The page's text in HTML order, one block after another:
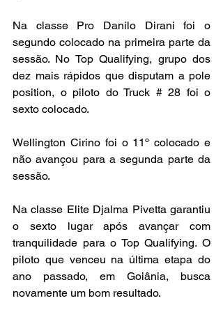
Na classe Pro Danilo Dirani foi o
segundo colocado na primeira parte da
sessão. No Top Qualifying, grupo dos
dez mais rápidos que disputam a pole
position, o piloto do Truck # 28 foi o
sexto colocado.
Wellington Cirino foi o 11º colocado e
não avançou para a segunda parte da
sessão.
Na classe Elite Djalma Pivetta garantiu
o sexto lugar após avançar com
tranquilidade para o Top Qualifying. O
piloto que venceu na última etapa do
ano passado, em Goiânia, busca
novamente um bom resultado.